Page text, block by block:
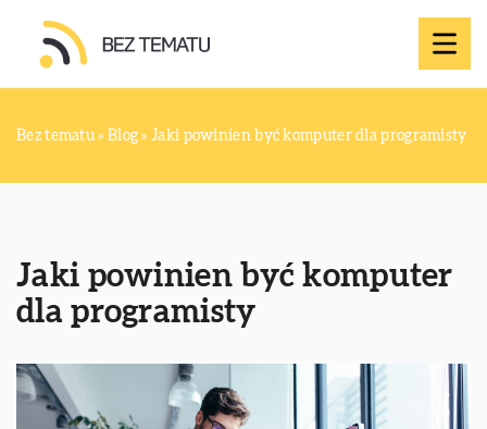
Bez tematu » Blog »Jaki powinien być komputer dla programisty
Jaki powinien być komputer
dla programisty